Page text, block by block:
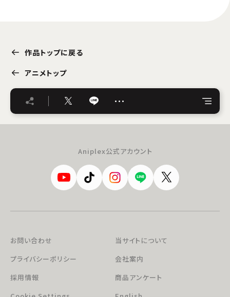
作品トップに戻る
アニメトップ
…
Aniplex公式アカウント
お問い合わせ
当サイトについて
プライバシーポリシー
会社案内
採用情報
商品アンケート